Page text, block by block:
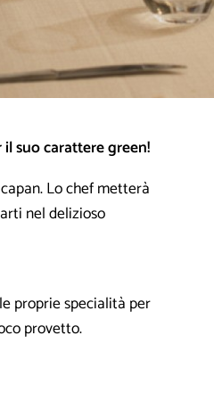
suo carattere green!
Lo chef metterà
nel delizioso
proprie specialità per
provetto.